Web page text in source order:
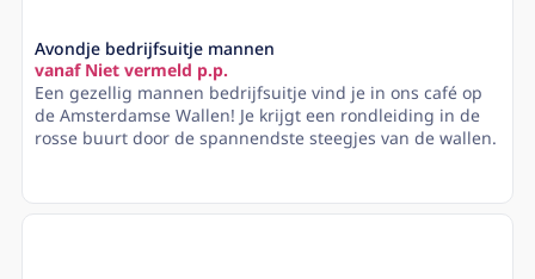
Avondje bedrijfsuitje mannen
vanaf Niet vermeld p.p.
Een gezellig mannen bedrijfsuitje vind je in ons café op
de Amsterdamse Wallen! Je krijgt een rondleiding in de
rosse buurt door de spannendste steegjes van de wallen.